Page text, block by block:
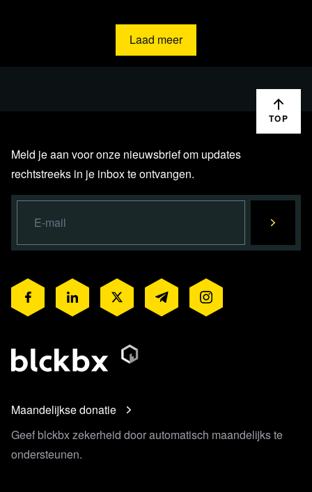
Laad meer
TOP
Meld je aan voor onze nieuwsbrief om updates
rechtstreeks in je inbox te ontvangen.
Maandelijkse donatie
Geef blckbx zekerheid door automatisch maandelijks te
ondersteunen.